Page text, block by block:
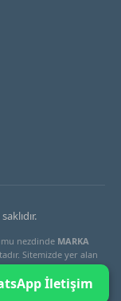
nezdinde MARKA
Sitemizde yer alan
işlem başlatılacaktır.
İletişim